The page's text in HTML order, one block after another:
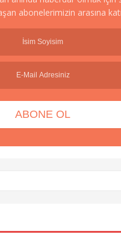
abonelerimizin arasına